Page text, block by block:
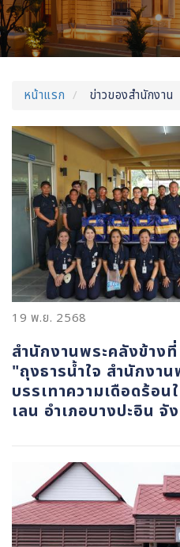
หน้าแรก ข่าวของสำนักงาน
19 พ.ย. 2568
สำนักงานพระคลังข้าง
"ถุงธารน้ำใจ สำนักงา
บรรเทาความเดือดร้อ
เลน อำเภอบางปะอิน